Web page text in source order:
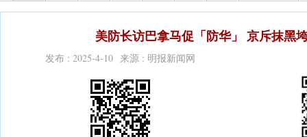
美防长访巴拿马促「防华」 京斥抹黑
发布 : 2025-4-10 来源 : 明报新闻网